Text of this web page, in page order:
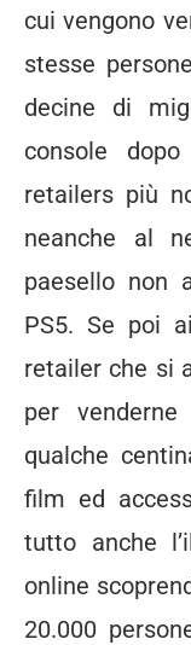
cui vengono
stesse
decine di
console
retailers più
neanche al
paesello non
PS5. Se poi
retailer che si
per
qualche
film ed
tutto anche
online
20.000